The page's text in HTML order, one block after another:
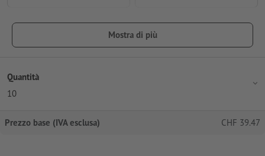
Mostra di più
Quantità
10
Prezzo base (IVA esclusa) CHF 39.47